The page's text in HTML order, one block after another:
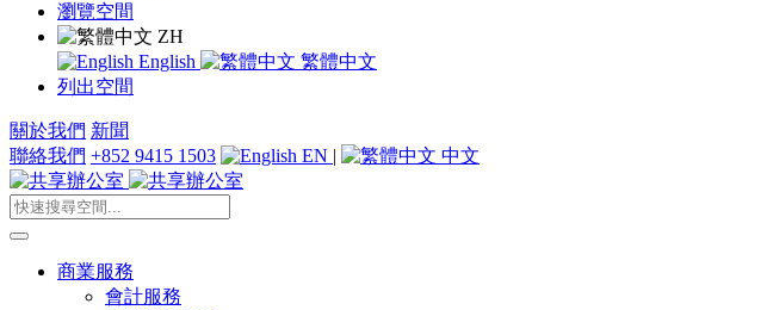
瀏覽空間
ZH
English
繁體中文
列出空間
關於我們 新聞
聯絡我們 +852 9415 1503 EN | 中文
商業服務
會計服務